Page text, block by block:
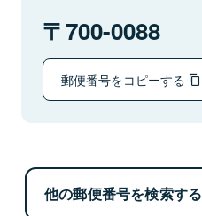
700-0088
郵便番号をコピーする
他の郵便番号を検索する